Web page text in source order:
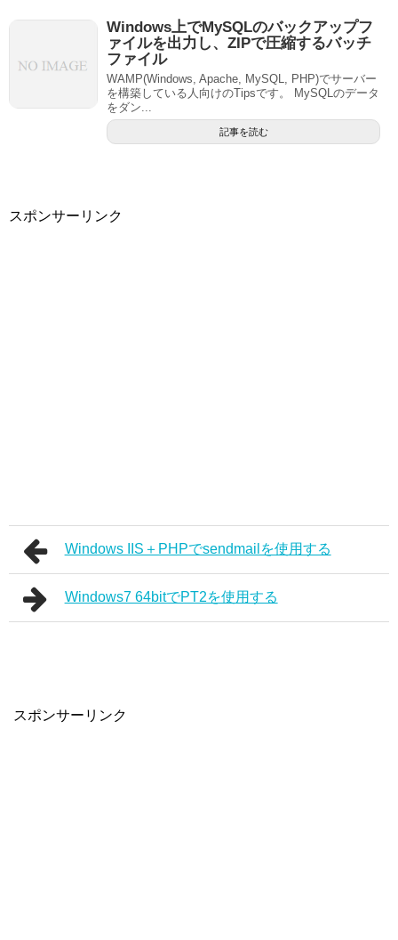
Windows上でMySQLのバックアップフ
ァイルを出力し、ZIPで圧縮するバッチ
ファイル
WAMP(Windows, Apache, MySQL, PHP)でサーバー
を構築している人向けのTipsです。 MySQLのデータ
をダン...
記事を読む
スポンサーリンク
Windows IIS＋PHPでsendmailを使用する
Windows7 64bitでPT2を使用する
スポンサーリンク